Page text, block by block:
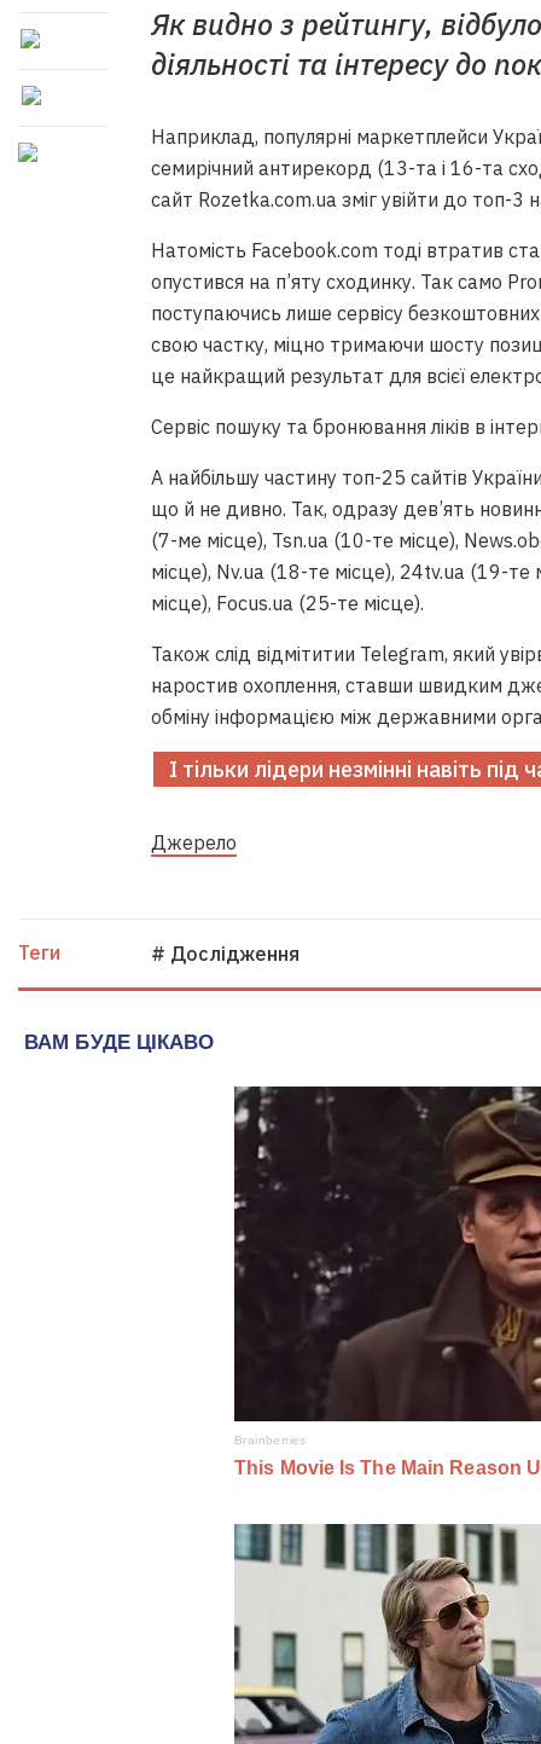
Як видно з рейтингу,
діяльності та інтересу до
Наприклад, популярні маркетплейси
семирічний антирекорд (13-та і 16-та
сайт Rozetka.com.ua зміг увійти до топ-3
Натомість Facebook.com тоді втратив
опустився на п’яту сходинку. Так само
поступаючись лише сервісу
свою частку, міцно тримаючи шосту
це найкращий результат для всієї
Сервіс пошуку та бронювання ліків в
А найбільшу частину топ-25 сайтів
що й не дивно. Так, одразу дев’ять
(7-ме місце), Tsn.ua (10-те місце),
місце), Nv.ua (18-те місце), 24tv.ua (19-
місце), Focus.ua (25-те місце).
Також слід відмітитии Telegram, який
наростив охоплення, ставши швидким
обміну інформацією між державними
І тільки лідери незмінні навіть
Джерело
Теги # Дослідження